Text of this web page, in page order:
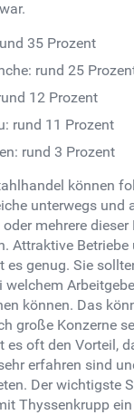
35 Prozent
rund 25
12 Prozent
rund 11 Prozent
rund 3 Prozent
können
unterwegs und
mehrere dieser
Attraktive Betriebe
es genug. Sie
welchem
können. Das
große Konzerne
es oft den Vorteil,
erfahren sind
Der wichtigste
Thyssenkrupp